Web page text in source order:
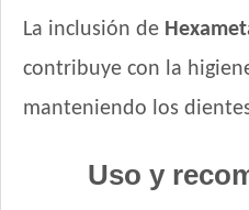
La inclusión de
contribuye con la
manteniendo los
Uso y